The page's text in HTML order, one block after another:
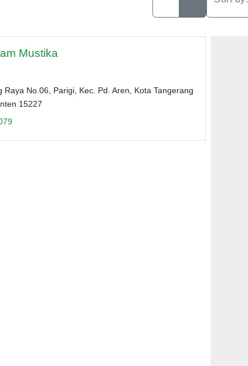
Mustika
Raya No.06, Parigi, Kec. Pd. Aren, Kota Tangerang
15227